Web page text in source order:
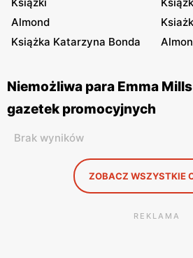
Almond
Książka Katarzyna Bonda
Niemożliwa para Emma
gazetek promocyjnych
Brak wyników
ZOBACZ WSZYSTKIE
REKLAMA